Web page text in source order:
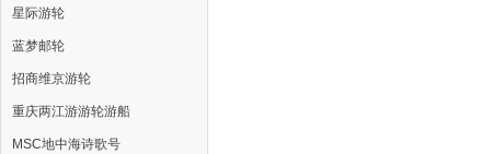
星际游轮
蓝梦邮轮
招商维京游轮
重庆两江游游轮游船
MSC地中海诗歌号